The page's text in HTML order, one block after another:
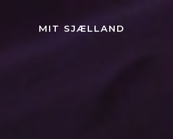
MIT SJÆLLAND